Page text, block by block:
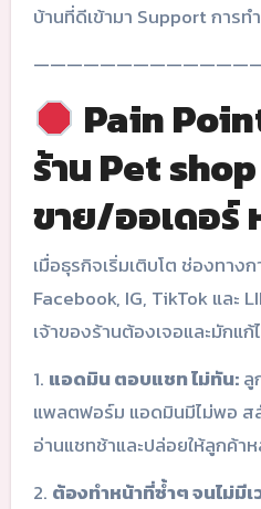
บ้านที่ดีเข้ามา Support การท
Pain
ร้าน Pet
ขาย/ออเดอร์
เมื่อธุรกิจเริ่มเติบโต ช่องทาง
Facebook, IG, TikTok และ
เจ้าของร้านต้องเจอและมักแก้
1. แอดมิน ตอบแชท ไม่ทัน:ลู
แพลตฟอร์ม แอดมินมีไม่พอ ส
อ่านแชทช้าและปล่อยให้ลูกค้า
2. ต้องทำหน้าที่ซ้ำๆ จนไม่มีเ